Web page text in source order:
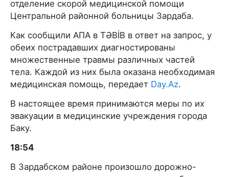
отделение скорой медицинской помощи
Центральной районной больницы Зардаба.
Как сообщили AПA в TƏBİB в ответ на запрос, у
обеих пострадавших диагностированы
множественные травмы различных частей
тела. Каждой из них была оказана необходимая
медицинская помощь, передает Day.Az.
В настоящее время принимаются меры по их
эвакуации в медицинские учреждения города
Баку.
18:54
В Зардабском районе произошло дорожно-